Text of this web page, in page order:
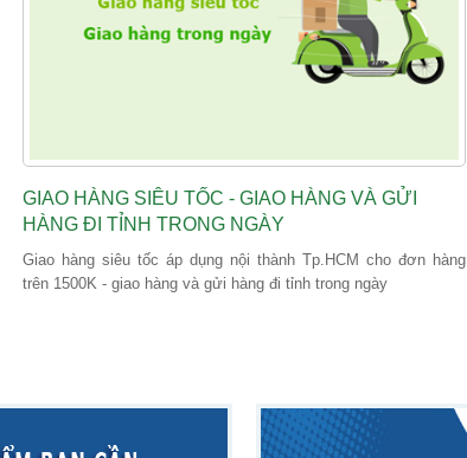
GIAO HÀNG SIÊU TỐC - GIAO HÀNG VÀ GỬI
HÀNG ĐI TỈNH TRONG NGÀY
Giao hàng siêu tốc áp dụng nội thành Tp.HCM cho đơn hàng
trên 1500K - giao hàng và gửi hàng đi tỉnh trong ngày